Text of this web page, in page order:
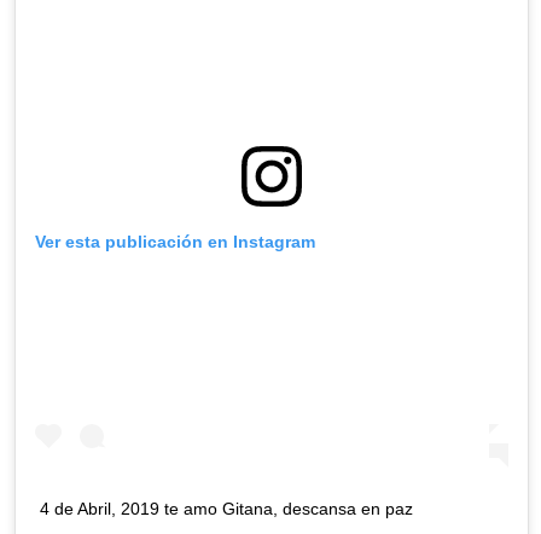
Ver esta publicación en Instagram
4 de Abril, 2019 te amo Gitana, descansa en paz